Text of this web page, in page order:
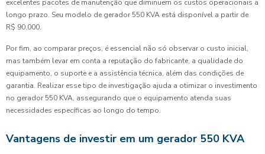
excelentes pacotes de manutenção que diminuem os custos operacionais a
longo prazo. Seu modelo de gerador 550 KVA está disponível a partir de
R$ 90.000.
Por fim, ao comparar preços, é essencial não só observar o custo inicial,
mas também levar em conta a reputação do fabricante, a qualidade do
equipamento, o suporte e a assistência técnica, além das condições de
garantia. Realizar esse tipo de investigação ajuda a otimizar o investimento
no gerador 550 KVA, assegurando que o equipamento atenda suas
necessidades específicas ao longo do tempo.
Vantagens de investir em um gerador 550 KVA